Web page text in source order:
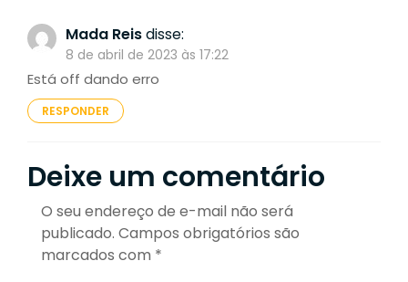
Mada Reisdisse:
8 de abril de 2023 às 17:22
Está off dando erro
RESPONDER
Deixe um comentário
O seu endereço de e-mail não será
publicado. Campos obrigatórios são
marcados com *